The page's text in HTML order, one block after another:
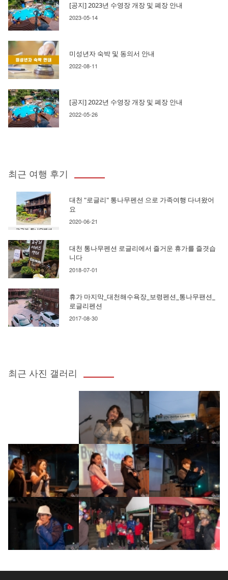
[공지] 2023년 수영장 개장 및 폐장 안내
2023-05-14
미성년자 숙박 및 동의서 안내
2022-08-11
[공지] 2022년 수영장 개장 및 폐장 안내
2022-05-26
최근 여행 후기
대천 "로글리" 통나무펜션 으로 가족여행 다녀왔어
요
2020-06-21
대천 통나무펜션 로글리에서 즐거운 휴가를 즐겻습
니다
2018-07-01
휴가 마지막_대천해수욕장_보령펜션_통나무팬션_
로글리펜션
2017-08-30
최근 사진 갤러리